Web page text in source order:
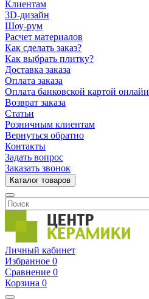
Клиентам
3D-дизайн
Шоу-рум
Расчет материалов
Как сделать заказ?
Как выбрать плитку?
Доставка заказа
Оплата заказа
Оплата банковской картой онлайн
Возврат заказа
Статьи
Розничным клиентам
Вернуться обратно
Контакты
Задать вопрос
Заказать звонок
Каталог товаров
Личный кабинет
Избранное 0
Сравнение 0
Корзина 0